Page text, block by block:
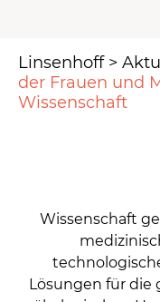
Linsenhoff>
der Frauen und
Wissenschaft
Wissenschaft
Lösungen für die